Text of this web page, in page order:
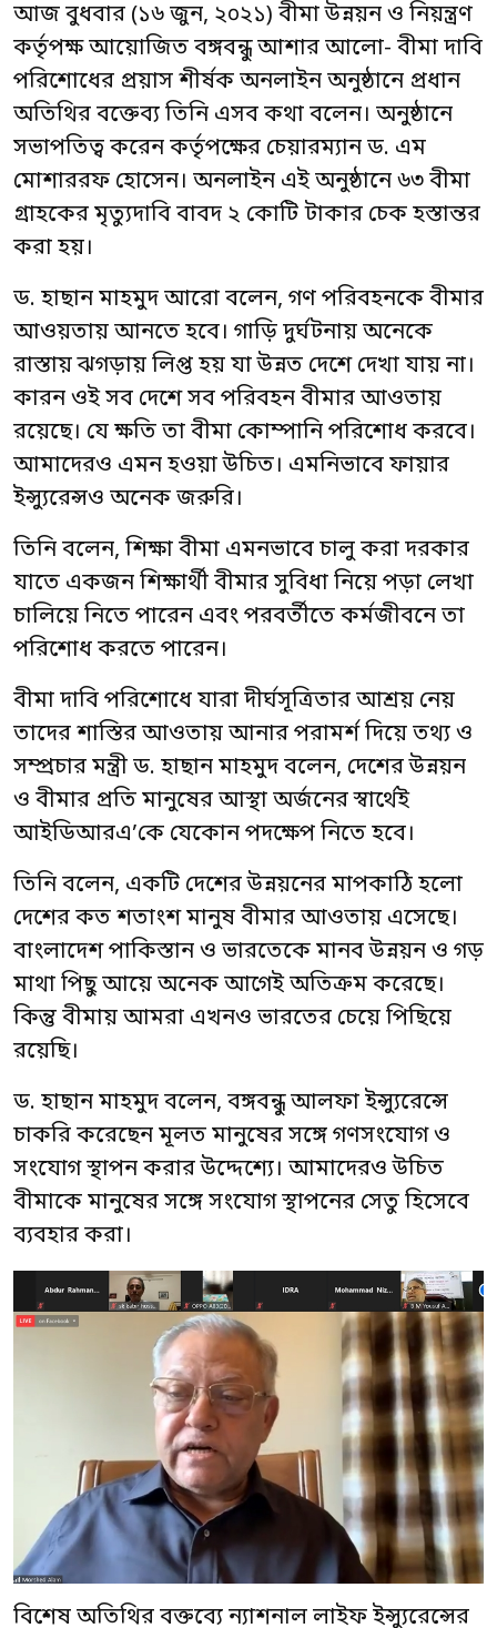
আজ বুধবার (১৬ জুন, ২০২১) বীমা উন্নয়ন ও নিয়ন্ত্রণ
কর্তৃপক্ষ আয়োজিত বঙ্গবন্ধু আশার আলো- বীমা দাবি
পরিশোধের প্রয়াস শীর্ষক অনলাইন অনুষ্ঠানে প্রধান
অতিথির বক্তেব্য তিনি এসব কথা বলেন। অনুষ্ঠানে
সভাপতিত্ব করেন কর্তৃপক্ষের চেয়ারম্যান ড. এম
মোশাররফ হোসেন। অনলাইন এই অনুষ্ঠানে ৬৩ বীমা
গ্রাহকের মৃত্যুদাবি বাবদ ২ কোটি টাকার চেক হস্তান্তর
করা হয়।
ড. হাছান মাহমুদ আরো বলেন, গণ পরিবহনকে বীমার
আওয়তায় আনতে হবে। গাড়ি দুর্ঘটনায় অনেকে
রাস্তায় ঝগড়ায় লিপ্ত হয় যা উন্নত দেশে দেখা যায় না।
কারন ওই সব দেশে সব পরিবহন বীমার আওতায়
রয়েছে। যে ক্ষতি তা বীমা কোম্পানি পরিশোধ করবে।
আমাদেরও এমন হওয়া উচিত। এমনিভাবে ফায়ার
ইন্স্যুরেন্সও অনেক জরুরি।
তিনি বলেন, শিক্ষা বীমা এমনভাবে চালু করা দরকার
যাতে একজন শিক্ষার্থী বীমার সুবিধা নিয়ে পড়া লেখা
চালিয়ে নিতে পারেন এবং পরবর্তীতে কর্মজীবনে তা
পরিশোধ করতে পারেন।
বীমা দাবি পরিশোধে যারা দীর্ঘসূত্রিতার আশ্রয় নেয়
তাদের শাস্তির আওতায় আনার পরামর্শ দিয়ে তথ্য ও
সম্প্রচার মন্ত্রী ড. হাছান মাহমুদ বলেন, দেশের উন্নয়ন
ও বীমার প্রতি মানুষের আস্থা অর্জনের স্বার্থেই
আইডিআরএ’কে যেকোন পদক্ষেপ নিতে হবে।
তিনি বলেন, একটি দেশের উন্নয়নের মাপকাঠি হলো
দেশের কত শতাংশ মানুষ বীমার আওতায় এসেছে।
বাংলাদেশ পাকিস্তান ও ভারতেকে মানব উন্নয়ন ও গড়
মাথা পিছু আয়ে অনেক আগেই অতিক্রম করেছে।
কিন্তু বীমায় আমরা এখনও ভারতের চেয়ে পিছিয়ে
রয়েছি।
ড. হাছান মাহমুদ বলেন, বঙ্গবন্ধু আলফা ইন্স্যুরেন্সে
চাকরি করেছেন মূলত মানুষের সঙ্গে গণসংযোগ ও
সংযোগ স্থাপন করার উদ্দেশ্যে। আমাদেরও উচিত
বীমাকে মানুষের সঙ্গে সংযোগ স্থাপনের সেতু হিসেবে
ব্যবহার করা।
বিশেষ অতিথির বক্তব্যে ন্যাশনাল লাইফ ইন্স্যুরেন্সের